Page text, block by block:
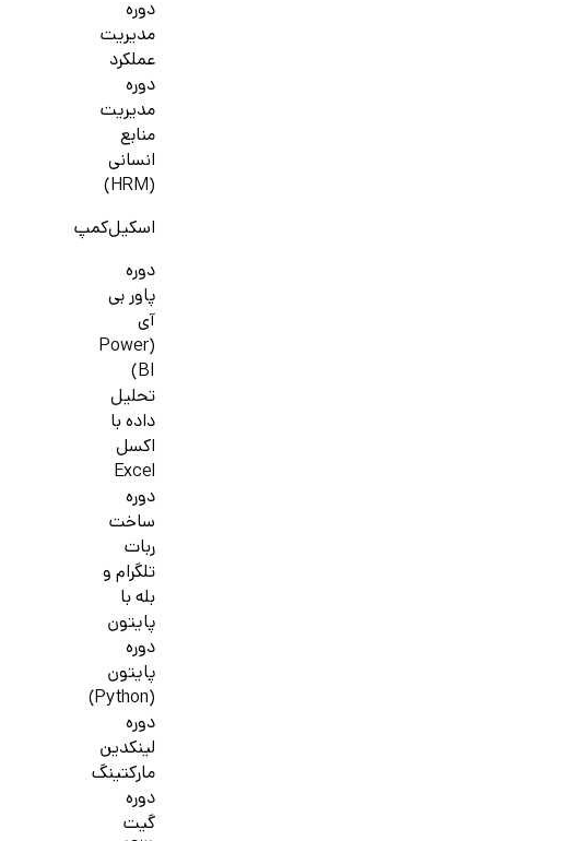
دوره
مدیریت
عملکرد
دوره
مدیریت
منابع
انسانی
(HRM)
اسکیل‌کمپ
دوره
پاور بی
آی
(Power
BI)
تحلیل
داده با
اکسل
Excel
دوره
ساخت
ربات
تلگرام و
بله با
پایتون
دوره
پایتون
(Python)
دوره
لینکدین
مارکتینگ
دوره
گیت